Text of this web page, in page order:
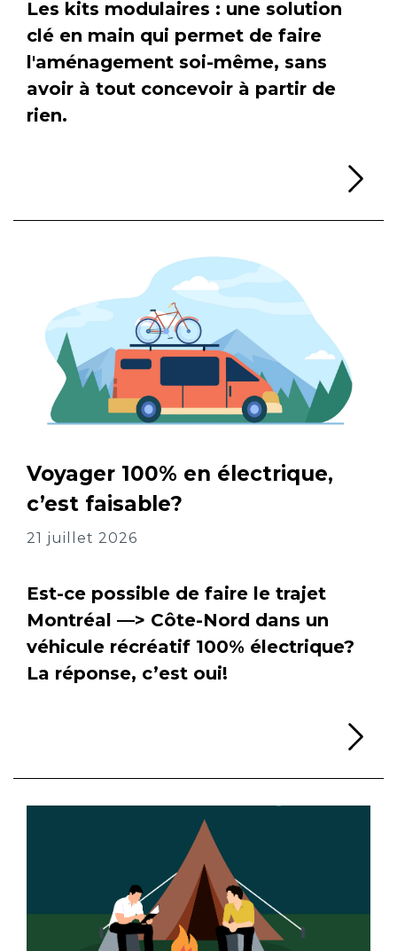
Les kits modulaires : une solution
clé en main qui permet de faire
l'aménagement soi-même, sans
avoir à tout concevoir à partir de
rien.
Voyager 100% en électrique,
c’est faisable?
21 juillet 2026
Est-ce possible de faire le trajet
Montréal —> Côte-Nord dans un
véhicule récréatif 100% électrique?
La réponse, c’est oui!